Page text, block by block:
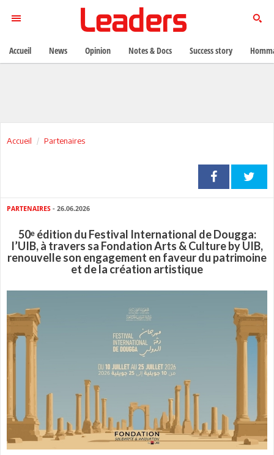
Accueil Partenaires
PARTENAIRES - 26.06.2026
50ᵉ édition du Festival International de Dougga:
l’UIB, à travers sa Fondation Arts & Culture by UIB,
renouvelle son engagement en faveur du patrimoine
et de la création artistique
Accueil News Opinion Notes & Docs Success story